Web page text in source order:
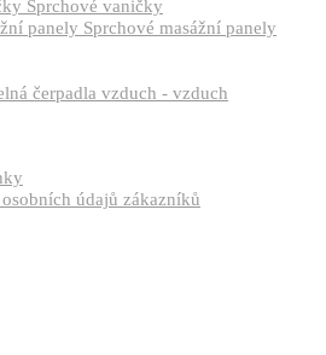
Sprchové vaničky
Sprchové masážní panely
čerpadla vzduch - vzduch
údajů zákazníků